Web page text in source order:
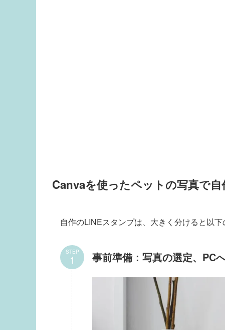
Canvaを使ったペットの写真で
自作のLINEスタンプは、大きく分けると以下
STEP 事前準備：写真の選定、PC